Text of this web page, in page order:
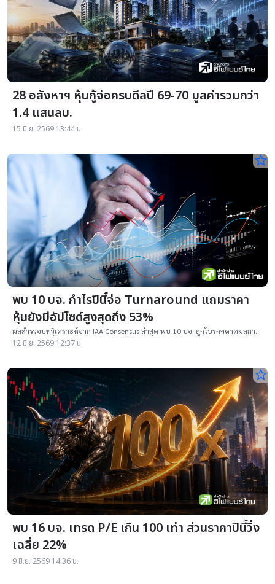
28 อสังหาฯ หุ้นกู้จ่อครบดีลปี 69-70 มูลค่ารวมกว่า
1.4 แสนลบ.
15 มิ.ย. 2569 13:44 น.
star_border
พบ 10 บจ. กำไรปีนี้จ่อ Turnaround แถมราคา
หุ้นยังมีอัปไซด์สูงสุดถึง 53%
ผลสำรวจบทวิเคราะห์จาก IAA Consensus ล่าสุด พบ 10 บจ. ถูกโบรกฯคาดผลการ
ดำเนินงานปีนี้ มีแนวโน้มพลิกกลับมารายงานกำไรได้ หลังปีก่อนต้องเผชิญภาวะ
12 มิ.ย. 2569 12:37 น.
star_border
พบ 16 บจ. เทรด P/E เกิน 100 เท่า ส่วนราคาปีนี้วิ่ง
เฉลี่ย 22%
9 มิ.ย. 2569 14:36 น.